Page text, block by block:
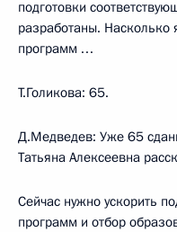
подготовки
разработаны.
программ …
Т.Голикова: 65.
Д.Медведев: Уже 65
Татьяна Алексеевна
Сейчас нужно ускорить
программ и отбор